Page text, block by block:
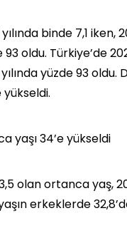
yılında binde 7,1
oldu. Türkiye’de
yüzde 93
yükseldi.
yaşı 34’e yükseldi
olan ortanca yaş,
erkeklerde